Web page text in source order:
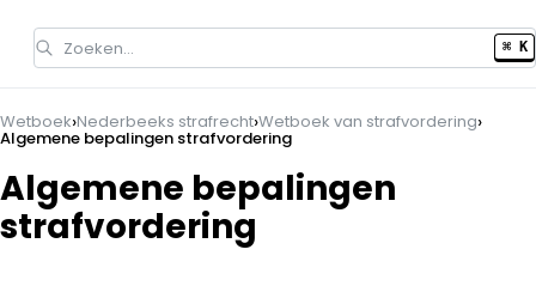
Zoeken… ⌘ K
Wetboek›Nederbeeks strafrecht›Wetboek van strafvordering›
Algemene bepalingen strafvordering
Algemene bepalingen
strafvordering